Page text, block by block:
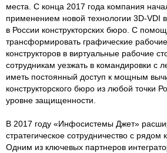
места. С конца 2017 года компания
применением новой технологии 3D-VDI
в России конструкторских бюро. С
трансформировать графические
конструкторов в виртуальные рабочие
сотрудникам уезжать в командировки с
иметь постоянный доступ к мощным
конструкторского бюро из любой точки
уровне защищенности.
В 2017 году «Инфосистемы Джет»
стратегическое сотрудничество с
Одним из ключевых партнеров